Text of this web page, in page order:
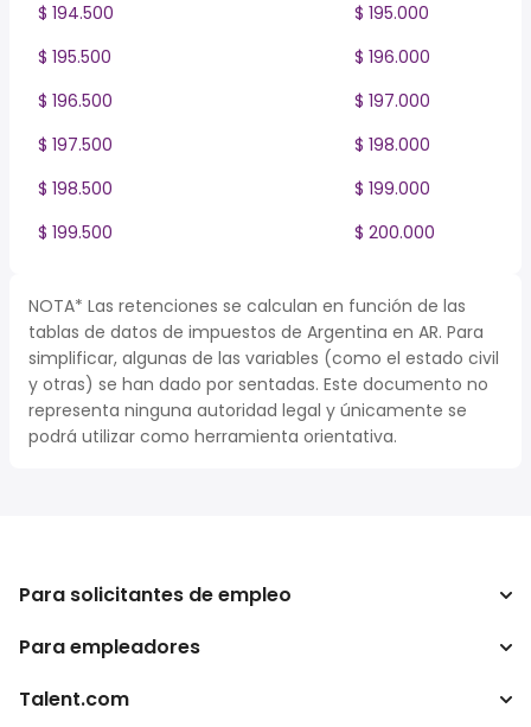
$ 194.500
$ 195.000
$ 195.500
$ 196.000
$ 196.500
$ 197.000
$ 197.500
$ 198.000
$ 198.500
$ 199.000
$ 199.500
$ 200.000
NOTA* Las retenciones se calculan en función de las
tablas de datos de impuestos de Argentina en AR. Para
simplificar, algunas de las variables (como el estado civil
y otras) se han dado por sentadas. Este documento no
representa ninguna autoridad legal y únicamente se
podrá utilizar como herramienta orientativa.
Para solicitantes de empleo
Buscador de trabajo
Para empleadores
Empresa
Talent.com